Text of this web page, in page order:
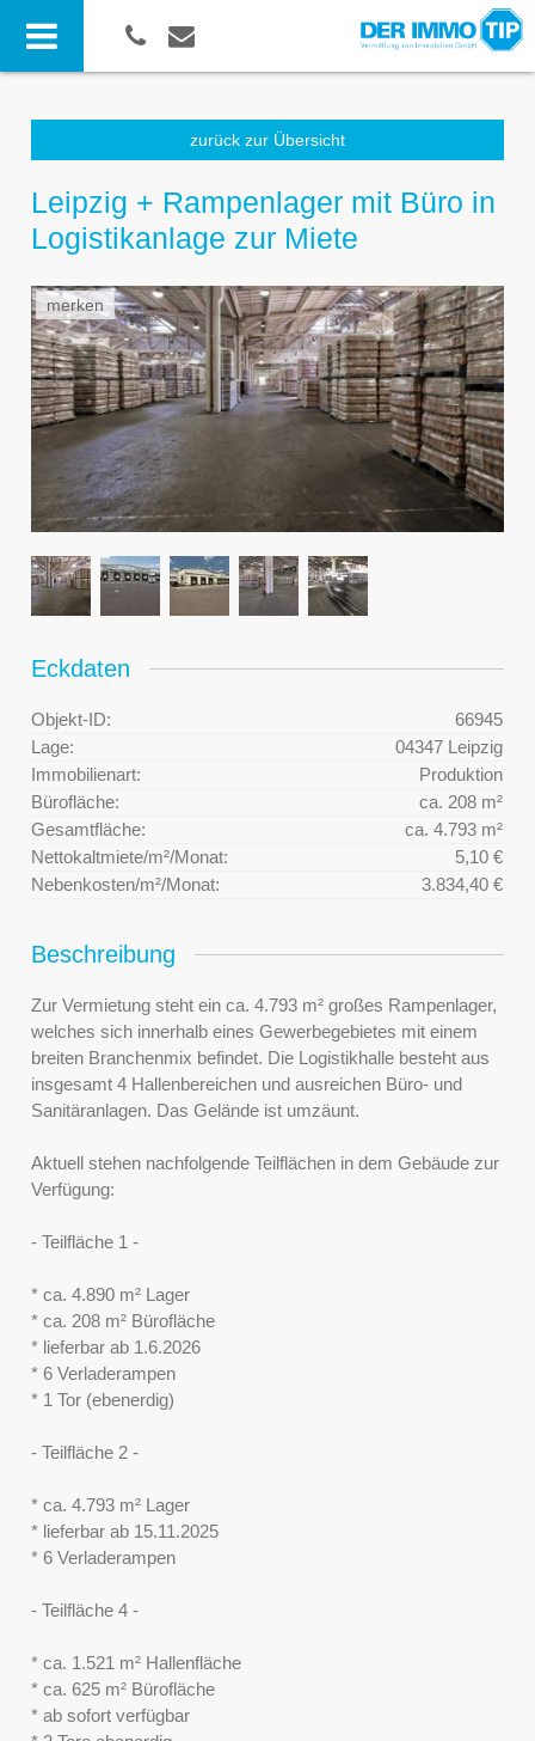
zurück zur Übersicht
Leipzig + Rampenlager mit Büro in
Logistikanlage zur Miete
merken
Eckdaten
Objekt-ID:
66945
Lage:
04347 Leipzig
Immobilienart:
Produktion
Bürofläche:
ca. 208 m²
Gesamtfläche:
ca. 4.793 m²
Nettokaltmiete/m²/Monat:
5,10 €
Nebenkosten/m²/Monat:
3.834,40 €
Beschreibung
Zur Vermietung steht ein ca. 4.793 m² großes Rampenlager,
welches sich innerhalb eines Gewerbegebietes mit einem
breiten Branchenmix befindet. Die Logistikhalle besteht aus
insgesamt 4 Hallenbereichen und ausreichen Büro- und
Sanitäranlagen. Das Gelände ist umzäunt.
Aktuell stehen nachfolgende Teilflächen in dem Gebäude zur
Verfügung:
- Teilfläche 1 -
* ca. 4.890 m² Lager
* ca. 208 m² Bürofläche
* lieferbar ab 1.6.2026
* 6 Verladerampen
* 1 Tor (ebenerdig)
- Teilfläche 2 -
* ca. 4.793 m² Lager
* lieferbar ab 15.11.2025
* 6 Verladerampen
- Teilfläche 4 -
* ca. 1.521 m² Hallenfläche
* ca. 625 m² Bürofläche
* ab sofort verfügbar